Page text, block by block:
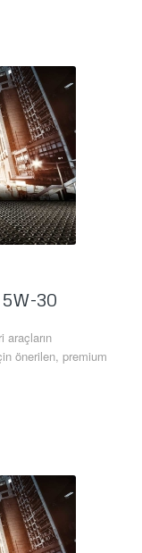
30
araçların
önerilen, premium